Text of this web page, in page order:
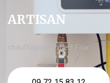
ARTISAN
chauffagiste expert Foix